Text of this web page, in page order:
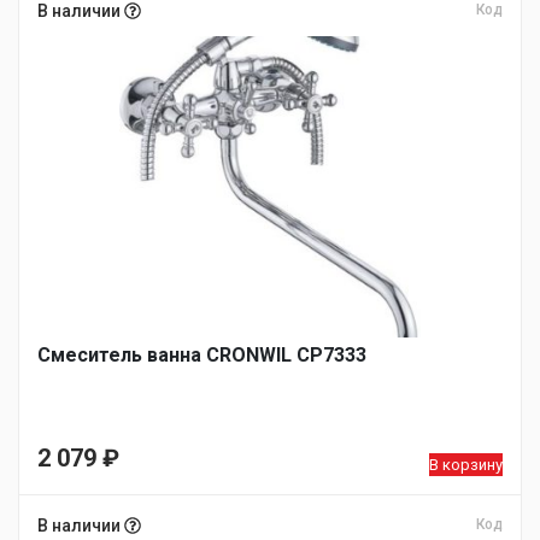
В наличии Код
Смеситель ванна CRONWIL CP7333
2 079 ₽ В корзину
В наличии Код